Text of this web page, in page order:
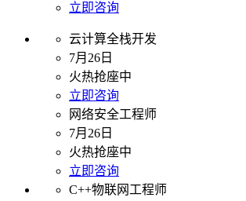
立即咨询
云计算全栈开发
7月26日
火热抢座中
立即咨询
网络安全工程师
7月26日
火热抢座中
立即咨询
C++物联网工程师